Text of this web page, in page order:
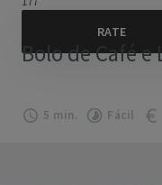
Bolo de Café
5 min. Fácil